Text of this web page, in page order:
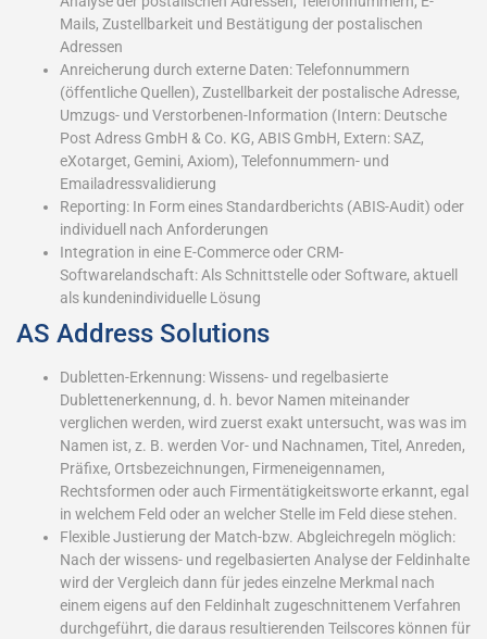
Mails, Zustellbarkeit und Bestätigung der postalischen
Adressen
Anreicherung durch externe Daten: Telefonnummern
(öffentliche Quellen), Zustellbarkeit der postalische Adresse,
Umzugs- und Verstorbenen-Information (Intern: Deutsche
Post Adress GmbH & Co. KG, ABIS GmbH, Extern: SAZ,
eXotarget, Gemini, Axiom), Telefonnummern- und
Emailadressvalidierung
Reporting: In Form eines Standardberichts (ABIS-Audit) oder
individuell nach Anforderungen
Integration in eine E-Commerce oder CRM-
Softwarelandschaft: Als Schnittstelle oder Software, aktuell
als kundenindividuelle Lösung
AS Address Solutions
Dubletten-Erkennung: Wissens- und regelbasierte
Dublettenerkennung, d. h. bevor Namen miteinander
verglichen werden, wird zuerst exakt untersucht, was was im
Namen ist, z. B. werden Vor- und Nachnamen, Titel, Anreden,
Präfixe, Ortsbezeichnungen, Firmeneigennamen,
Rechtsformen oder auch Firmentätigkeitsworte erkannt, egal
in welchem Feld oder an welcher Stelle im Feld diese stehen.
Flexible Justierung der Match-bzw. Abgleichregeln möglich:
Nach der wissens- und regelbasierten Analyse der Feldinhalte
wird der Vergleich dann für jedes einzelne Merkmal nach
einem eigens auf den Feldinhalt zugeschnittenem Verfahren
durchgeführt, die daraus resultierenden Teilscores können für